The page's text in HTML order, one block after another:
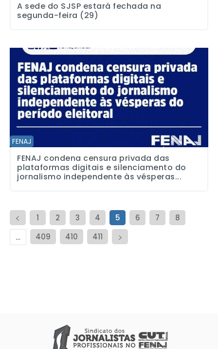
A sede do SJSP estará fechada na
segunda-feira (29)
FENAJ
FENAJ condena censura privada das plataformas digitais e
FENAJ condena censura privada das
plataformas digitais e silenciamento do
jornalismo independente às vésperas...
1 2 3 4 5 6 7
8
…
409 410 411